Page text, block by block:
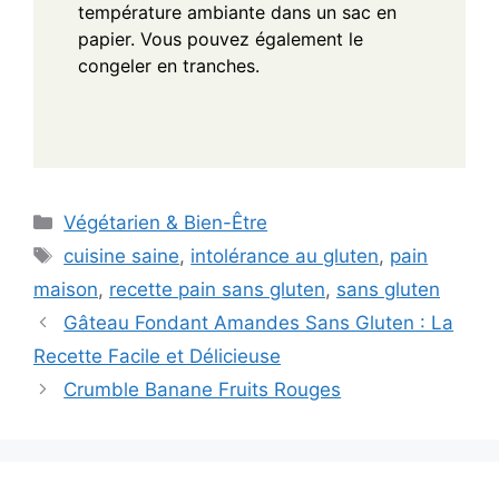
température ambiante dans un sac en
papier. Vous pouvez également le
congeler en tranches.
Categories
Végétarien & Bien-Être
Tags
cuisine saine, intolérance au gluten, pain
maison, recette pain sans gluten, sans gluten
Gâteau Fondant Amandes Sans Gluten : La
Recette Facile et Délicieuse
Crumble Banane Fruits Rouges